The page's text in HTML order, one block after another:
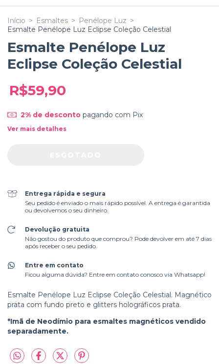
Início > Esmaltes > Penélope Luz >
Esmalte Penélope Luz Eclipse Coleção Celestial
Esmalte Penélope Luz
Eclipse Coleção Celestial
R$59,90
2% de descontopagando com Pix
Ver mais detalhes
Entrega rápida e segura
Seu pedido é enviado o mais rápido possível. A entrega é garantida
ou devolvemos o seu dinheiro.
Devolução gratuita
Não gostou do produto que comprou? Pode devolver em até 7 dias
após receber o seu pedido.
Entre em contato
Ficou alguma dúvida? Entre em contato conosco via Whatsapp!
Esmalte Penélope Luz Eclipse Coleção Celestial. Magnético
prata com fundo preto e glitters holográficos prata.
*Imã de Neodímio para esmaltes magnéticos vendido
separadamente.